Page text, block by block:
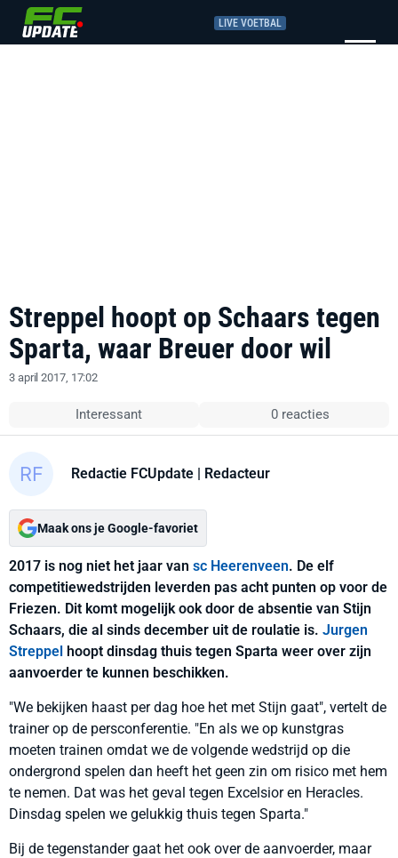
LIVE VOETBAL
Streppel hoopt op Schaars tegen
Sparta, waar Breuer door wil
3 april 2017, 17:02
Interessant 0 reacties
Redactie FCUpdate | Redacteur
Maak ons je Google-favoriet
2017 is nog niet het jaar van sc Heerenveen. De elf
competitiewedstrijden leverden pas acht punten op voor de
Friezen. Dit komt mogelijk ook door de absentie van Stijn
Schaars, die al sinds december uit de roulatie is. Jurgen
Streppel hoopt dinsdag thuis tegen Sparta weer over zijn
aanvoerder te kunnen beschikken.
"We bekijken haast per dag hoe het met Stijn gaat", vertelt de
trainer op de persconferentie. "En als we op kunstgras
moeten trainen omdat we de volgende wedstrijd op die
ondergrond spelen dan heeft het geen zin om risico met hem
te nemen. Dat was het geval tegen Excelsior en Heracles.
Dinsdag spelen we gelukkig thuis tegen Sparta."
Bij de tegenstander gaat het ook over de aanvoerder, maar